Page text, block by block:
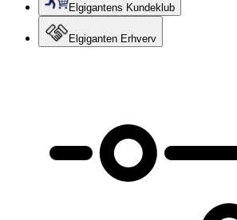
Elgigantens Kundeklub
Elgiganten Erhverv